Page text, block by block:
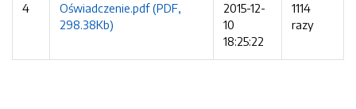
4
Oświadczenie.pdf (PDF,
298.38Kb)
2015-12-
10
18:25:22
1114
razy